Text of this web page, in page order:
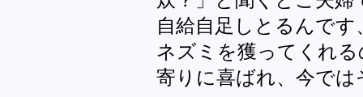
自給自足しとるんで
ネズミを獲ってくれ
寄りに喜ばれ、今で